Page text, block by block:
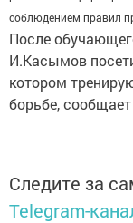
соблюдением правил
После
И.Касымов
котором
борьбе,
Следите за
Telegram-